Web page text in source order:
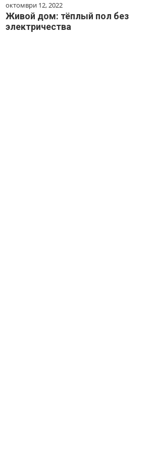
октомври 12, 2022
Живой дом: тёплый пол без
электричества